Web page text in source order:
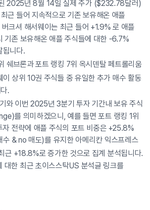
2025년 8월 14일 실제 주가 ($232.78달러)
근 들어 지속적으로 기존 보유해온 애플
크셔 해서웨이는 최근 들어 +1.9% 로 애플
기존 보유해온 애플 주식들에 대한 -6.7%
됩니다.
쉐브론과 포트 랭킹 7위 옥시덴탈 페트롤리움
상위 10권 주식들 중 유일한 추가 매수 활동
.
와 이번 2025년 3분기 투자 기간내 보유 주식
를 의미하겠으니, 예를 들면 포트 랭킹 1위
전략에 애플 주식의 포트 비중은 +25.8%
& no 매도)를 유지한 아메리칸 익스프레스
근 +18.8%로 증가한 것으로 집계 분석됩니다.
대한 최근 초이스스탁US 분석글 링크를